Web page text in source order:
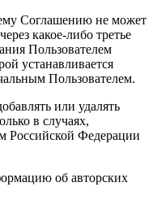
Соглашению не может
какое-либо третье
Пользователем
устанавливается
Пользователем.
или удалять
в случаях,
Российской Федерации
об авторских